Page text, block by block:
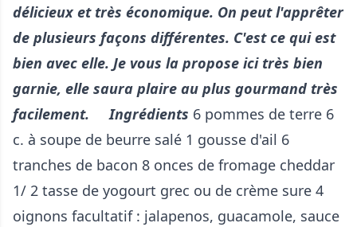
délicieux et très économique. On peut l'apprêter
de plusieurs façons différentes. C'est ce qui est
bien avec elle. Je vous la propose ici très bien
garnie, elle saura plaire au plus gourmand très
facilement.
Ingrédients 6 pommes de terre 6
c. à soupe de beurre salé 1 gousse d'ail 6
tranches de bacon 8 onces de fromage cheddar
1/ 2 tasse de yogourt grec ou de crème sure 4
oignons facultatif : jalapenos, guacamole, sauce